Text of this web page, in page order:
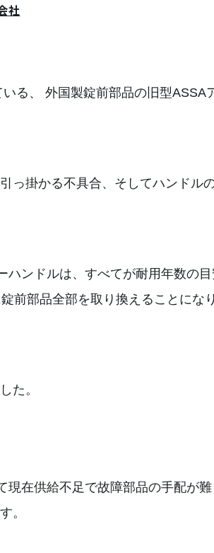
社
る、 外国製錠前部品の旧型ASSA
っ掛かる不具合、そしてハンドル
ンドルは、すべてが耐用年数の目
前部品全部を取り換えることにな
た。
在供給不足で故障部品の手配が
。